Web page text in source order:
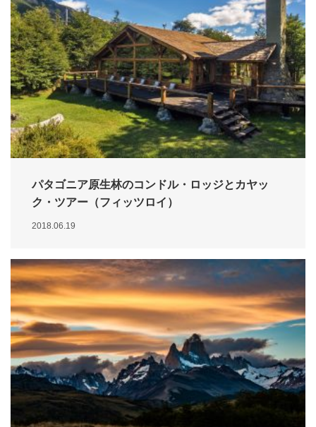
パタゴニア原生林のコンドル・ロッジとカヤッ
ク・ツアー（フィッツロイ）
2018.06.19